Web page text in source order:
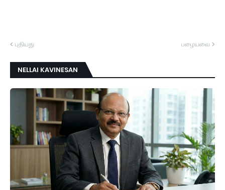
புதியது பழையவை
NELLAI KAVINESAN